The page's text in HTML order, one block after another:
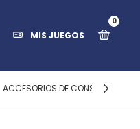
MIS JUEGOS
0
ACCESORIOS DE CONSOLAS